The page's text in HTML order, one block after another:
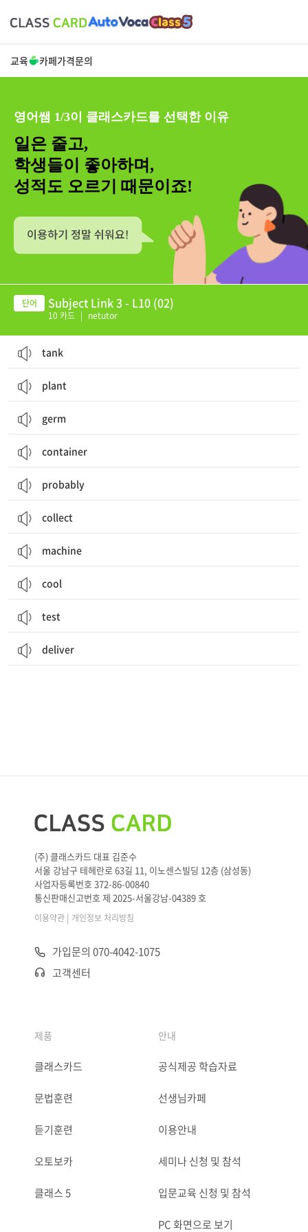
교육 카페가격문의
영어쌤 1/3이 클래스카드를 선택한 이유
일은 줄고,
학생들이 좋아하며,
성적도 오르기 때문이죠!
Subject Link 3 - L10 (02)
10 카드 | netutor
tank
plant
germ
container
probably
collect
machine
cool
test
deliver
(주) 클래스카드 대표 김준수
서울 강남구 테헤란로 63길 11, 이노센스빌딩 12층 (삼성동)
사업자등록번호 372-86-00840
통신판매신고번호 제 2025-서울강남-04389 호
이용약관 | 개인정보 처리방침
가입문의 070-4042-1075
고객센터
제품
클래스카드
문법훈련
듣기훈련
오토보카
클래스 5
안내
공식제공 학습자료
선생님카페
이용안내
세미나 신청 및 참석
입문교육 신청 및 참석
PC 화면으로 보기